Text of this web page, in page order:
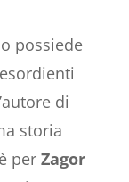
possiede
di
storia
per Zagor